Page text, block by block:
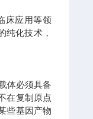
床应用等领
纯化技术，
体必须具备
在复制原点
些基因产物